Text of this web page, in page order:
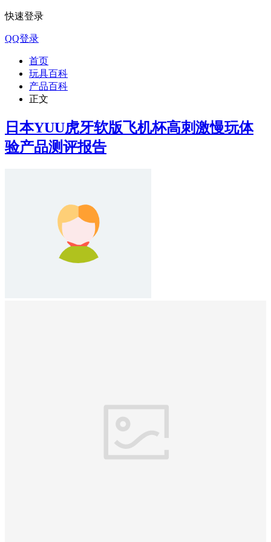
快速登录
QQ登录
首页
玩具百科
产品百科
正文
日本YUU虎牙软版飞机杯高刺激慢玩体
验产品测评报告